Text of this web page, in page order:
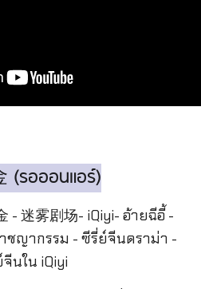
(รอออนแอร์)